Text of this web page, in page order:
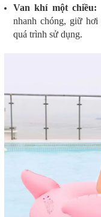
Van khí một chiều:
nhanh chóng, giữ
quá trình sử dụng.